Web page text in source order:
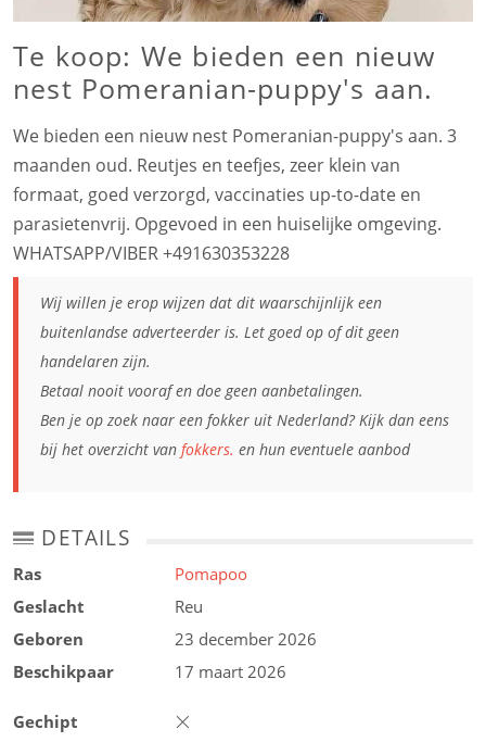
Te koop: We bieden een nieuw
nest Pomeranian-puppy's aan.
We bieden een nieuw nest Pomeranian-puppy's aan. 3
maanden oud. Reutjes en teefjes, zeer klein van
formaat, goed verzorgd, vaccinaties up-to-date en
parasietenvrij. Opgevoed in een huiselijke omgeving.
WHATSAPP/VIBER +491630353228
Wij willen je erop wijzen dat dit waarschijnlijk een
buitenlandse adverteerder is. Let goed op of dit geen
handelaren zijn.
Betaal nooit vooraf en doe geen aanbetalingen.
Ben je op zoek naar een fokker uit Nederland? Kijk dan eens
bij het overzicht van fokkers. en hun eventuele aanbod
DETAILS
Ras
Pomapoo
Geslacht
Reu
Geboren
23 december 2026
Beschikpaar
17 maart 2026
Gechipt